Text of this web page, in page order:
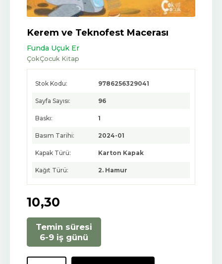
Kerem ve Teknofest Macerası
Funda Uçuk Er
ÇokÇocuk Kitap
Stok Kodu: 9786256329041
Sayfa Sayısı: 96
Baskı: 1
Basım Tarihi: 2024-01
Kapak Türü: Karton Kapak
Kağıt Türü: 2. Hamur
10,30
Temin süresi
6-9 iş günü